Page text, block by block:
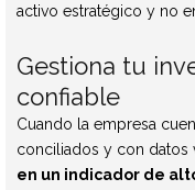
activo estratégico y no
Gestiona tu
confiable
Cuando la empresa
conciliados y con datos
en un indicador de